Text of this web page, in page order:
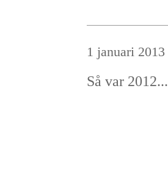
1 januari 2013
Så var 2012...